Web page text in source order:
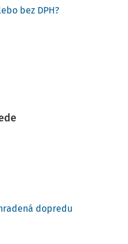
bez DPH?
dopredu